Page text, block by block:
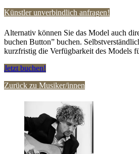
Künstler unverbindlich anfragen!
Alternativ können Sie das Model auch
buchen Button” buchen.
kurzfristig die Verfügbarkeit des Models
Jetzt buchen!
Zurück zu Musiker/innen